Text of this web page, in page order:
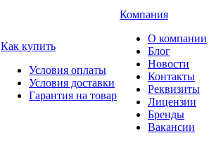
Как купить
Условия оплаты
Условия доставки
Гарантия на товар
Компания
О компании
Блог
Новости
Контакты
Реквизиты
Лицензии
Бренды
Вакансии